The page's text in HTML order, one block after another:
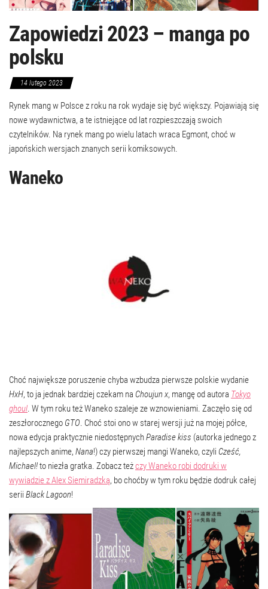
Zapowiedzi 2023 – manga po
polsku
14 lutego 2023
Rynek mang w Polsce z roku na rok wydaje się być większy. Pojawiają się
nowe wydawnictwa, a te istniejące od lat rozpieszczają swoich
czytelników. Na rynek mang po wielu latach wraca Egmont, choć w
japońskich wersjach znanych serii komiksowych.
Waneko
Choć największe poruszenie chyba wzbudza pierwsze polskie wydanie
HxH, to ja jednak bardziej czekam na Choujun x, mangę od autora Tokyo
ghoul. W tym roku też Waneko szaleje ze wznowieniami. Zaczęło się od
zeszłorocznego GTO. Choć stoi ono w starej wersji już na mojej półce,
nowa edycja praktycznie niedostępnychParadise kiss (autorka jednego z
najlepszych anime, Nana!) czy pierwszej mangi Waneko, czyli Cześć,
Michael!to niezła gratka. Zobacz teżczy Waneko robi dodruki w
wywiadzie z Alex Siemiradzką, bo choćby w tym roku będzie dodruk całej
serii Black Lagoon!